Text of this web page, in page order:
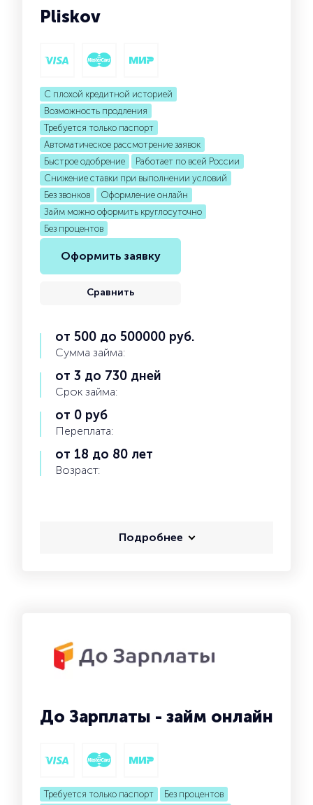
Pliskov
С плохой кредитной историей
Возможность продления
Требуется только паспорт
Автоматическое рассмотрение заявок
Быстрое одобрение
Работает по всей России
Снижение ставки при выполнении условий
Без звонков
Оформление онлайн
Займ можно оформить круглосуточно
Без процентов
Оформить заявку
Сравнить
от 500 до 500000 руб.
Сумма займа:
от 3 до 730 дней
Срок займа:
от 0 руб
Переплата:
от 18 до 80 лет
Возраст:
Подробнее
До Зарплаты - займ онлайн
Требуется только паспорт
Без процентов